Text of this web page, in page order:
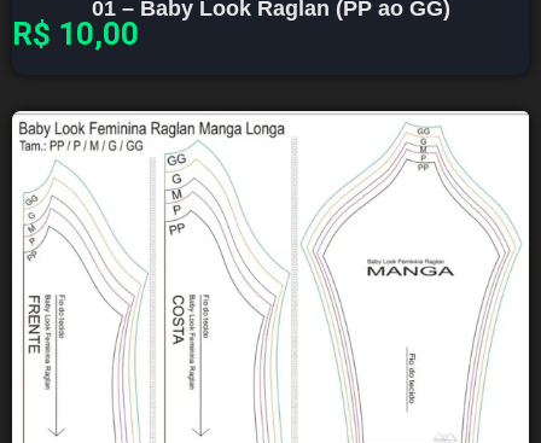
01 – Baby Look Raglan (PP ao GG)
R$ 10,00